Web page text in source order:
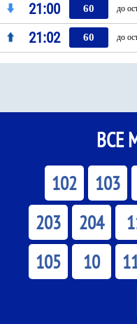
21:00 60 до
21:02 60 до
ВСЕ
102 103
203
204
105
10